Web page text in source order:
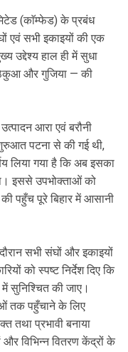
(काॅम्फेड) के प्रबंध
एवं सभी इकाइयों की एक
उद्देश्य हाल ही में सुधा
ठेकुआ और गुजिया — की
आरा एवं बरौनी
शुरुआत पटना से की गई थी,
लिया गया है कि अब इसका
इससे उपभोक्ताओं को
पहुँच पूरे बिहार में आसानी
सभी संघों और इकाइयों
को स्पष्ट निर्देश दिए कि
सुनिश्चित की जाए।
तक पहुँचाने के लिए
प्रभावी बनाया
विभिन्न वितरण केंद्रों के